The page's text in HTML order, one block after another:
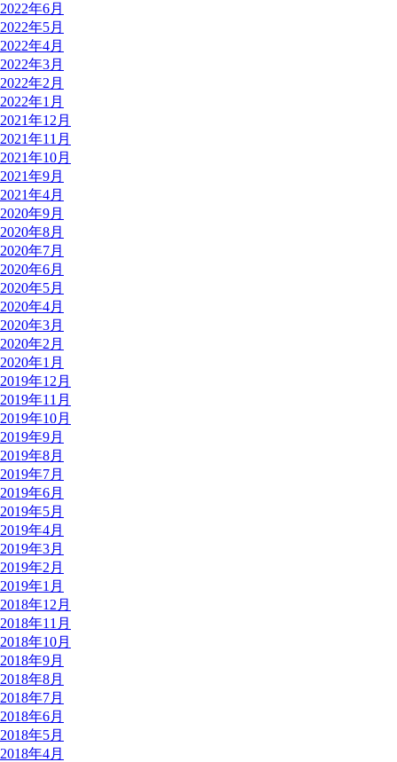
2022年6月
2022年5月
2022年4月
2022年3月
2022年2月
2022年1月
2021年12月
2021年11月
2021年10月
2021年9月
2021年4月
2020年9月
2020年8月
2020年7月
2020年6月
2020年5月
2020年4月
2020年3月
2020年2月
2020年1月
2019年12月
2019年11月
2019年10月
2019年9月
2019年8月
2019年7月
2019年6月
2019年5月
2019年4月
2019年3月
2019年2月
2019年1月
2018年12月
2018年11月
2018年10月
2018年9月
2018年8月
2018年7月
2018年6月
2018年5月
2018年4月